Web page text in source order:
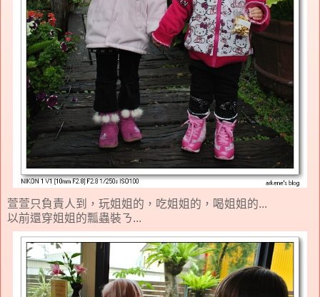
萱萱只負責人到，玩姐姐的，吃姐姐的，喝姐姐的...
以前還穿姐姐的瓢蟲裝ㄋ...